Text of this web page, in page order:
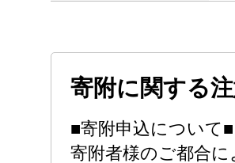
寄附に関する
■寄附申込について■
寄附者様のご都合